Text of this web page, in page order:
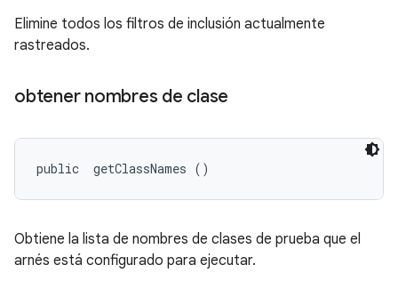
Elimine todos los filtros de inclusión actualmente
rastreados.
obtener nombres de clase
public getClassNames ()
Obtiene la lista de nombres de clases de prueba que el
arnés está configurado para ejecutar.